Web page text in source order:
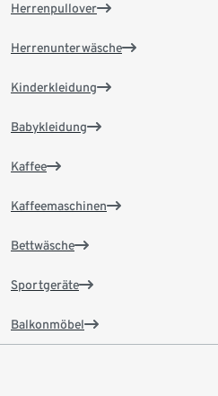
Herrenpullover
Herrenunterwäsche
Kinderkleidung
Babykleidung
Kaffee
Kaffeemaschinen
Bettwäsche
Sportgeräte
Balkonmöbel